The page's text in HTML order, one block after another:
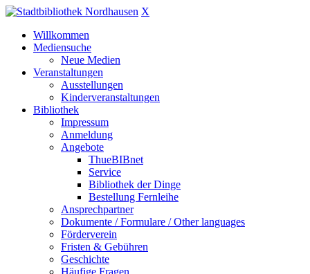
X
Willkommen
Mediensuche
Neue Medien
Veranstaltungen
Ausstellungen
Kinderveranstaltungen
Bibliothek
Impressum
Anmeldung
Angebote
ThueBIBnet
Service
Bibliothek der Dinge
Bestellung Fernleihe
Ansprechpartner
Dokumente / Formulare / Other languages
Förderverein
Fristen & Gebühren
Geschichte
Häufige Fragen